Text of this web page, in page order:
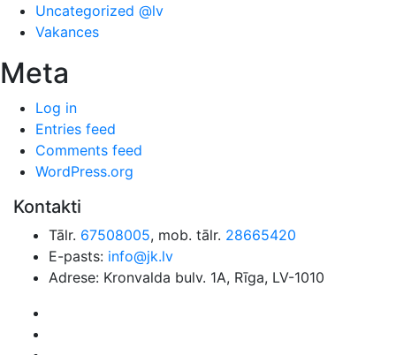
Uncategorized @lv
Vakances
Meta
Log in
Entries feed
Comments feed
WordPress.org
Kontakti
Tālr. 67508005, mob. tālr. 28665420
E-pasts: info@jk.lv
Adrese: Kronvalda bulv. 1A, Rīga, LV-1010